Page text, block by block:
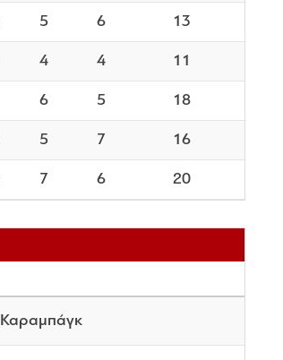
5 6 13
4 4 11
6 5 18
5 7 16
7 6 20
Καραμπάγκ